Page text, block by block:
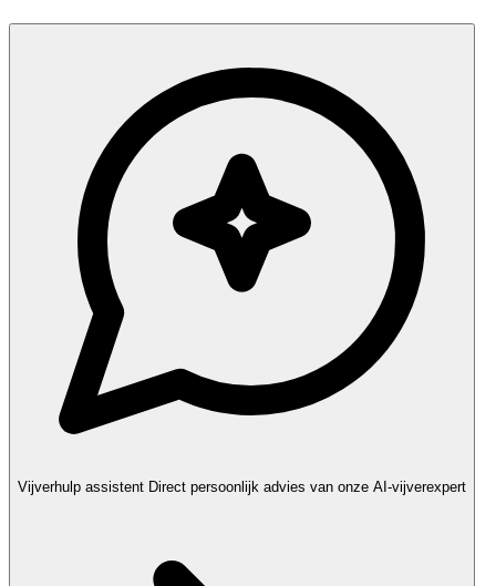
Vijverhulp assistent Direct persoonlijk advies van onze AI-vijverexpert